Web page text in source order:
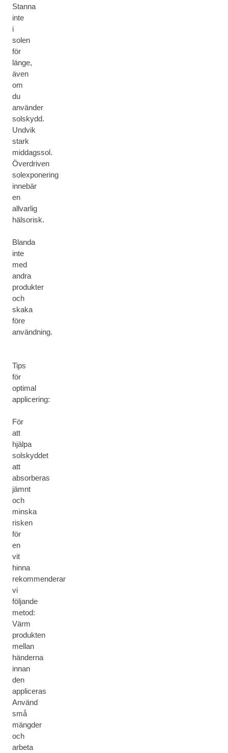
Stanna
inte
i
solen
för
länge,
även
om
du
använder
solskydd.
Undvik
stark
middagssol.
Överdriven
solexponering
innebär
en
allvarlig
hälsorisk.
Blanda
inte
med
andra
produkter
och
skaka
före
användning.
Tips
för
optimal
applicering:
För
att
hjälpa
solskyddet
att
absorberas
jämnt
och
minska
risken
för
en
vit
hinna
rekommenderar
vi
följande
metod:
Värm
produkten
mellan
händerna
innan
den
appliceras
Använd
små
mängder
och
arbeta